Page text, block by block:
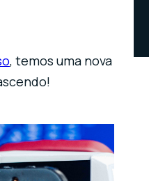
, temos uma nova